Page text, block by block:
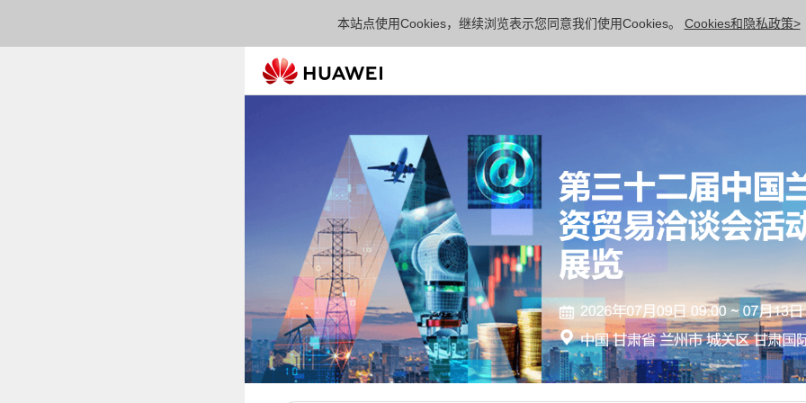
本站点使用Cookies，继续浏览表示您同意我们使用Cookies。 Cookies和隐私政策>